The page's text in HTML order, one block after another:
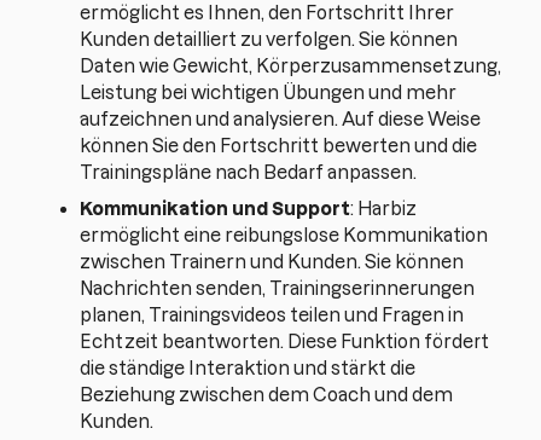
ermöglicht es Ihnen, den Fortschritt Ihrer
Kunden detailliert zu verfolgen. Sie können
Daten wie Gewicht, Körperzusammensetzung,
Leistung bei wichtigen Übungen und mehr
aufzeichnen und analysieren. Auf diese Weise
können Sie den Fortschritt bewerten und die
Trainingspläne nach Bedarf anpassen.
Kommunikation und Support: Harbiz
ermöglicht eine reibungslose Kommunikation
zwischen Trainern und Kunden. Sie können
Nachrichten senden, Trainingserinnerungen
planen, Trainingsvideos teilen und Fragen in
Echtzeit beantworten. Diese Funktion fördert
die ständige Interaktion und stärkt die
Beziehung zwischen dem Coach und dem
Kunden.